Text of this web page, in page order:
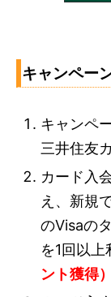
キャンペー
キャンペ
三井住友
カード入
え、新規
のVisaの
を1回以上
ント獲得）